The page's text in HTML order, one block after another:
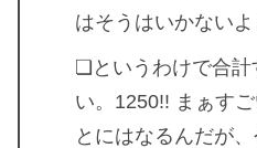
はそうはいかないよ
❏というわけで合計
い。1250!! まぁす
とにはなるんだが